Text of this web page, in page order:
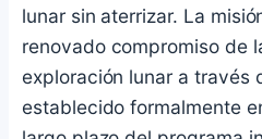
lunar sin aterrizar. La
renovado compromiso de
exploración lunar a través
establecido formalmente